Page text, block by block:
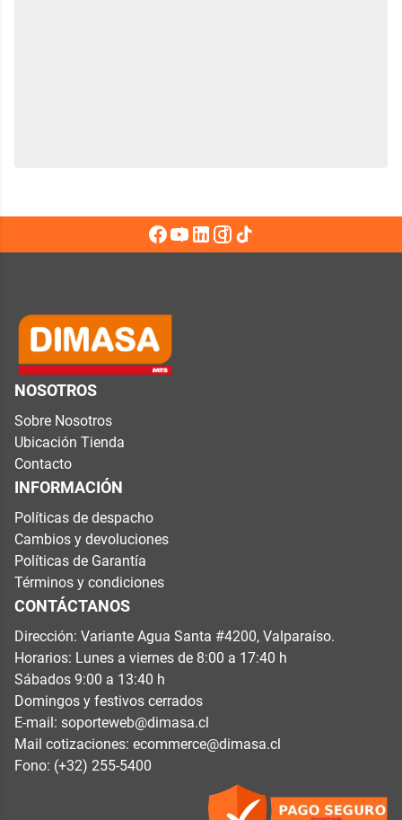
NOSOTROS
Sobre Nosotros
Ubicación Tienda
Contacto
INFORMACIÓN
Políticas de despacho
Cambios y devoluciones
Políticas de Garantía
Términos y condiciones
CONTÁCTANOS
Dirección: Variante Agua Santa #4200, Valparaíso.
Horarios: Lunes a viernes de 8:00 a 17:40 h
Sábados 9:00 a 13:40 h
Domingos y festivos cerrados
E-mail: soporteweb@dimasa.cl
Mail cotizaciones: ecommerce@dimasa.cl
Fono: (+32) 255-5400